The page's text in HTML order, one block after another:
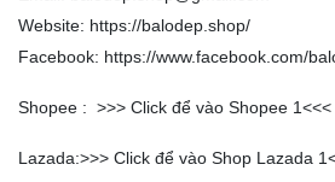
Website: https://balodep.shop/
Facebook: https://www.facebook.com/
Shopee : >>> Click để vào Shopee 1<<<
Lazada:>>> Click để vào Shop Lazada 1